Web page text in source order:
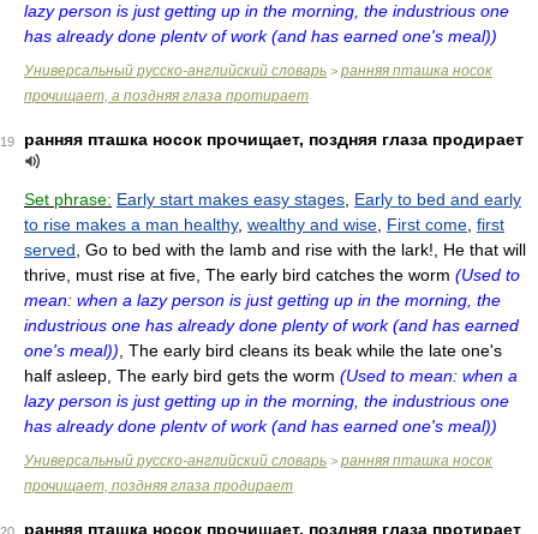
lazy person is just getting up in the morning, the industrious one
has already done plentv of work (and has earned one's meal))
Универсальный русско-английский словарь > ранняя пташка носок
прочищает, а поздняя глаза протирает
19 ранняя пташка носок прочищает, поздняя глаза продирает
Set phrase: Early start makes easy stages Early to bed and early
to rise makes a man healthy, wealthy and wise First come first
served , Go to bed with the lamb and rise with the lark!, He that will
thrive, must rise at five, The early bird catches the worm (Used to
mean: when a lazy person is just getting up in the morning, the
industrious one has already done plenty of work (and has earned
one's meal)) , The early bird cleans its beak while the late one's
half asleep, The early bird gets the worm (Used to mean: when a
lazy person is just getting up in the morning, the industrious one
has already done plentv of work (and has earned one's meal))
Универсальный русско-английский словарь > ранняя пташка носок
прочищает, поздняя глаза продирает
ранняя пташка носок прочищает, поздняя глаза протирает